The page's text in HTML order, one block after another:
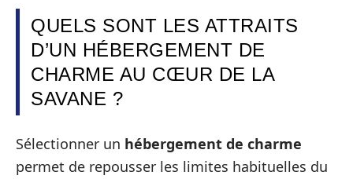
QUELS SONT LES ATTRAITS
D’UN HÉBERGEMENT DE
CHARME AU CŒUR DE LA
SAVANE ?
Sélectionner un hébergement de charme
permet de repousser les limites habituelles du